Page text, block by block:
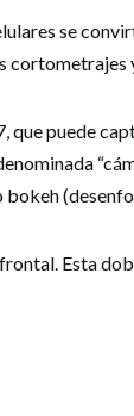
se
cortometrajes
que puede
Esta